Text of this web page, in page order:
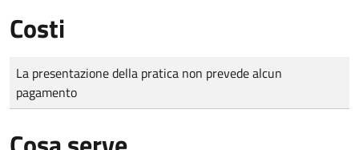
Costi
Tipo di pagamento
Importo
La presentazione della pratica non prevede alcun
pagamento